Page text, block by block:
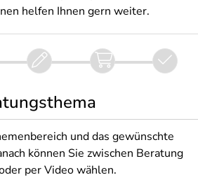
helfen Ihnen gern weiter.
und das gewünschte
können Sie zwischen Beratung
per Video wählen.